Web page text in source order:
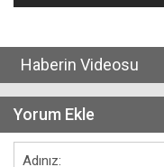
Haberin Videosu
Yorum Ekle